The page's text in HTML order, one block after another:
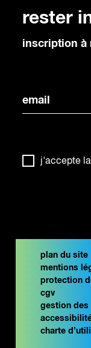
rester
inscription à
j'accepte la
plan du site
mentions
protection
cgv
gestion des
charte